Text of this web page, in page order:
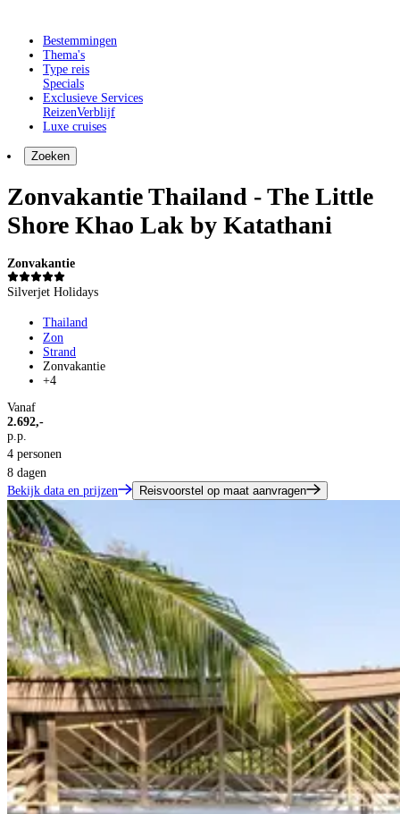
Bestemmingen
Thema's
Type reis
Specials
Exclusieve Services
ReizenVerblijf
Luxe cruises
Zoeken
Zonvakantie Thailand - The Little
Shore Khao Lak by Katathani
Zonvakantie
Silverjet Holidays
Thailand
Zon
Strand
Zonvakantie
+4
Vanaf
2.692,-
p.p.
4 personen
8 dagen
Bekijk data en prijzen
Reisvoorstel op maat aanvragen